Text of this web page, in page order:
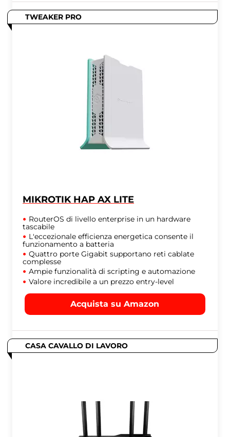
TWEAKER PRO
MIKROTIK HAP AX LITE
RouterOS di livello enterprise in un hardware
tascabile
L'eccezionale efficienza energetica consente il
funzionamento a batteria
Quattro porte Gigabit supportano reti cablate
complesse
Ampie funzionalità di scripting e automazione
Valore incredibile a un prezzo entry-level
Acquista su Amazon
CASA CAVALLO DI LAVORO